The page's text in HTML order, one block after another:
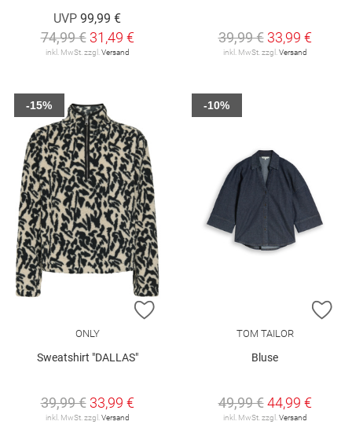
UVP 99,99 €
74,99 € 31,49 €
inkl. MwSt. zzgl. Versand
39,99 € 33,99 €
inkl. MwSt. zzgl. Versand
ZUR WUNSCHLISTE HINZUFÜGEN
ONLY
Sweatshirt "DALLAS"
39,99 € 33,99 €
inkl. MwSt. zzgl. Versand
-15%
TOM TAILOR
Bluse
49,99 € 44,99 €
inkl. MwSt. zzgl. Versand
-10%